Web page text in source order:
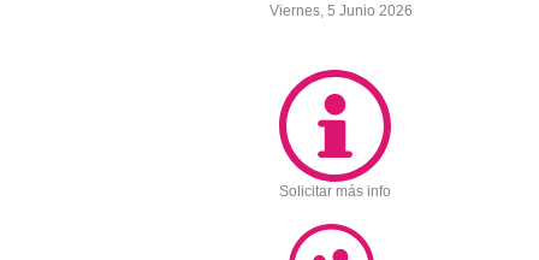
Viernes, 5 Junio 2026
Solicitar más info